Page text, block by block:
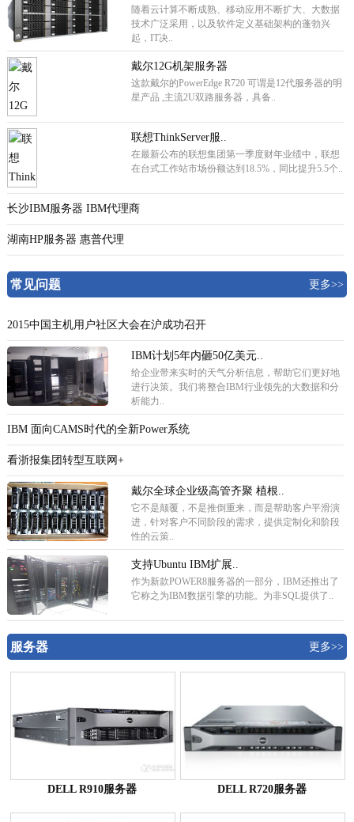
随着云计算不断成熟、移动应用不断扩大、大数据
技术广泛采用，以及软件定义基础架构的蓬勃兴
起，IT决..
戴尔12G机架服务器
这款戴尔的PowerEdge R720 可谓是12代服务器的明
星产品 ,主流2U双路服务器，具备..
联想ThinkServer服..
在最新公布的联想集团第一季度财年业绩中，联想
在台式工作站市场份额达到18.5%，同比提升5.5个..
长沙IBM服务器 IBM代理商
湖南HP服务器 惠普代理
常见问题 更多>>
2015中国主机用户社区大会在沪成功召开
IBM计划5年内砸50亿美元..
给企业带来实时的天气分析信息，帮助它们更好地
进行决策。我们将整合IBM行业领先的大数据和分
析能力..
IBM 面向CAMS时代的全新Power系统
看浙报集团转型互联网+
戴尔全球企业级高管齐聚 植根..
它不是颠覆，不是推倒重来，而是帮助客户平滑演
进，针对客户不同阶段的需求，提供定制化和阶段
性的云策..
支持Ubuntu IBM扩展..
作为新款POWER8服务器的一部分，IBM还推出了
它称之为IBM数据引擎的功能。为非SQL提供了..
服务器 更多>>
DELL R910服务器 DELL R720服务器